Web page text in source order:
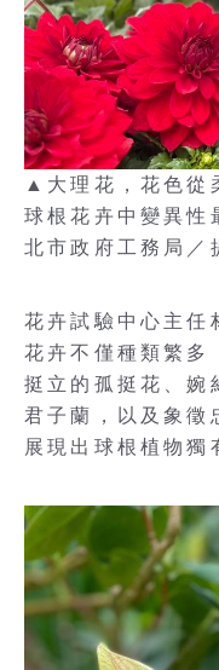
▲大理花，花色從
球根花卉中變異
北市政府工務局／
花卉試驗中心主任
花卉不僅種類繁多
挺立的孤挺花、婉
君子蘭，以及象徵
展現出球根植物獨